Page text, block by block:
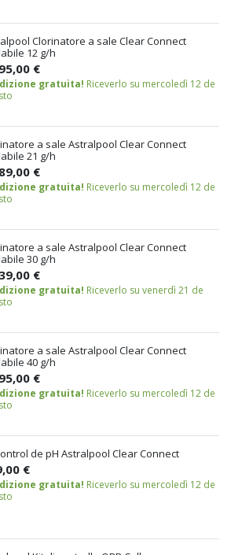
Clorinatore a sale Clear Connect
12 g/h
€
gratuita! Riceverlo su mercoledì 12 de
a sale Astralpool Clear Connect
21 g/h
€
gratuita! Riceverlo su mercoledì 12 de
a sale Astralpool Clear Connect
30 g/h
€
gratuita! Riceverlo su venerdì 21 de
a sale Astralpool Clear Connect
40 g/h
€
gratuita! Riceverlo su mercoledì 12 de
de pH Astralpool Clear Connect
€
gratuita! Riceverlo su mercoledì 12 de